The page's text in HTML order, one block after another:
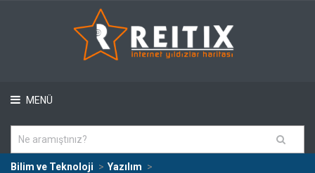
MENÜ
Bilim ve Teknoloji
Yazılım